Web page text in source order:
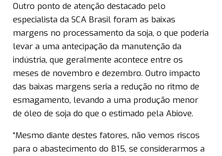
Outro ponto de atenção destacado pelo
especialista da SCA Brasil foram as baixas
margens no processamento da soja, o que poderia
levar a uma antecipação da manutenção da
indústria, que geralmente acontece entre os
meses de novembro e dezembro. Outro impacto
das baixas margens seria a redução no ritmo de
esmagamento, levando a uma produção menor
de óleo de soja do que o estimado pela Abiove.
“Mesmo diante destes fatores, não vemos riscos
para o abastecimento do B15, se considerarmos a